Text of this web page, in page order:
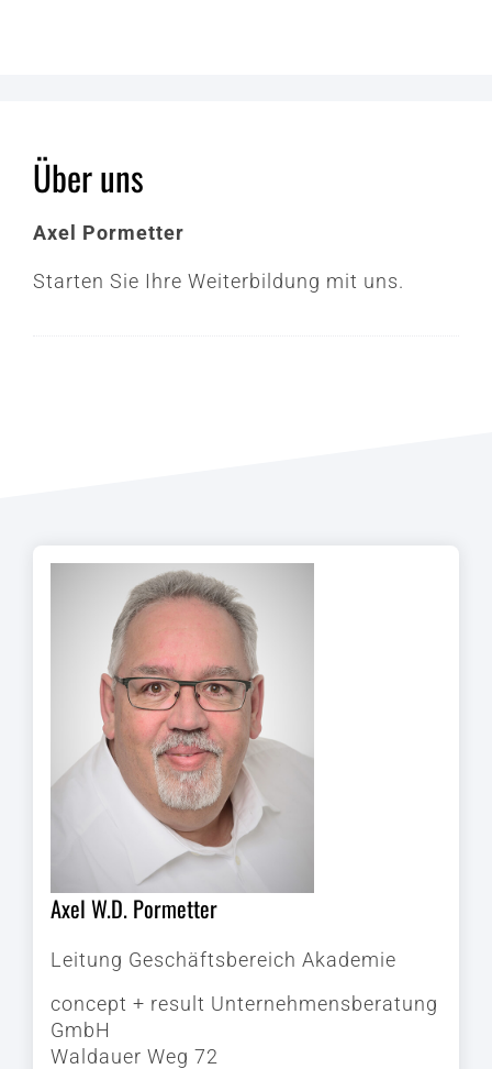
Über uns
Axel Pormetter
Starten Sie Ihre Weiterbildung mit uns.
Axel W.D. Pormetter
Leitung Geschäftsbereich Akademie
concept + result Unternehmensberatung
GmbH
Waldauer Weg 72